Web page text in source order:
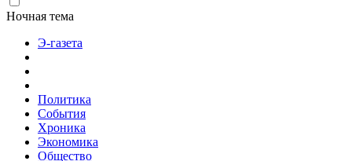
Ночная тема
Э-газета
Политика
События
Хроника
Экономика
Общество